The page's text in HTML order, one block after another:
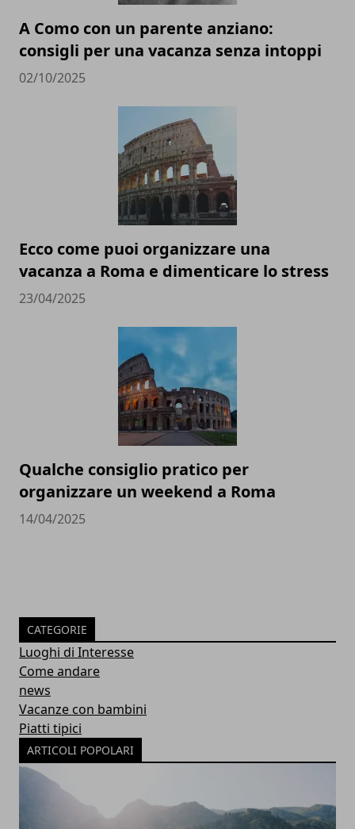
A Como con un parente anziano:
consigli per una vacanza senza intoppi
02/10/2025
Ecco come puoi organizzare una
vacanza a Roma e dimenticare lo stress
23/04/2025
Qualche consiglio pratico per
organizzare un weekend a Roma
14/04/2025
CATEGORIE
Luoghi di Interesse
Come andare
news
Vacanze con bambini
Piatti tipici
ARTICOLI POPOLARI